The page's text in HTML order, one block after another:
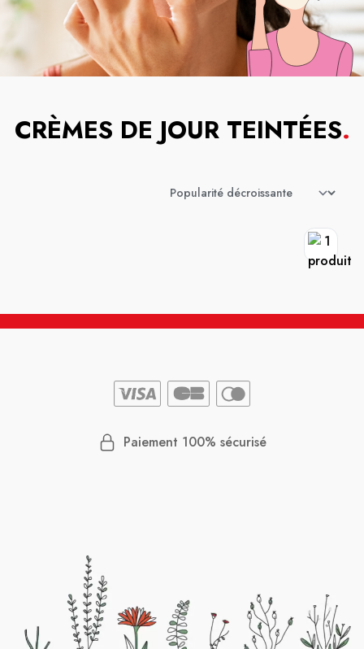
CRÈMES DE JOUR TEINTÉES.
Paiement 100% sécurisé